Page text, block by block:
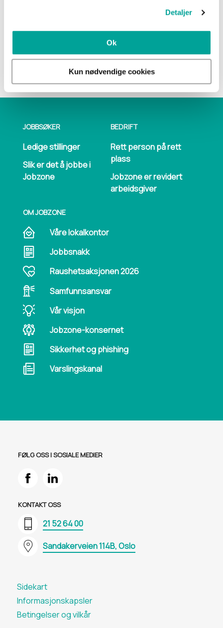
Detaljer
Ok
Kun nødvendige cookies
ta kontakt med en av våre
konsulenter.
JOBBSØKER
Ledige stillinger
Slik er det å jobbe i
Jobzone
BEDRIFT
Rett person på rett
plass
Jobzone er revidert
arbeidsgiver
OM JOBZONE
Våre lokalkontor
Jobbsnakk
Raushetsaksjonen 2026
Samfunnsansvar
Vår visjon
Jobzone-konsernet
Sikkerhet og phishing
Varslingskanal
FØLG OSS I SOSIALE MEDIER
KONTAKT OSS
21 52 64 00
Sandakerveien 114B, Oslo
Sidekart
Informasjons​kapsler
Betingelser og vilkår